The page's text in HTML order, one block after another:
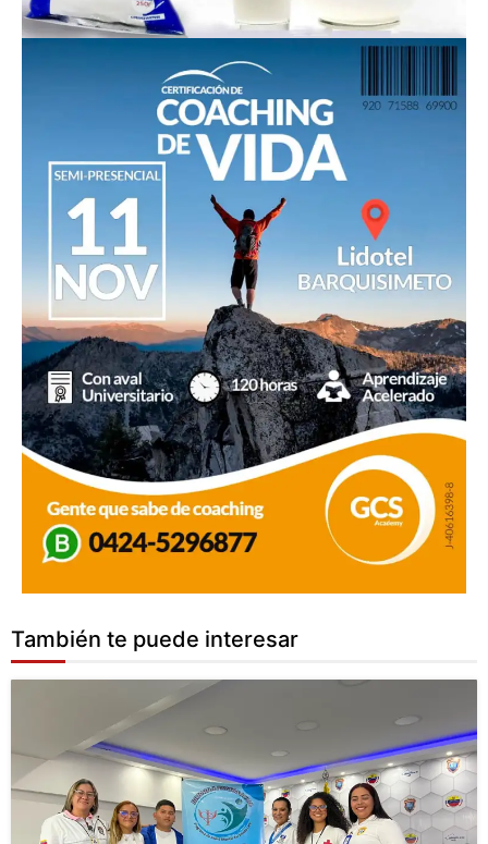
También te puede interesar